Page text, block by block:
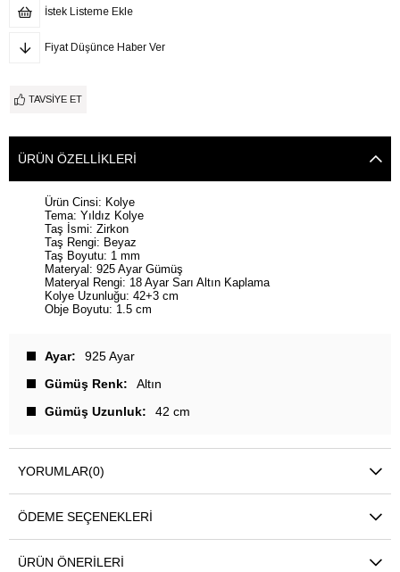
İstek Listeme Ekle
Fiyat Düşünce Haber Ver
TAVSIYE ET
ÜRÜN ÖZELLIKLERI
Ürün Cinsi: Kolye
Tema: Yıldız Kolye
Taş İsmi: Zirkon
Taş Rengi: Beyaz
Taş Boyutu: 1 mm
Materyal: 925 Ayar Gümüş
Materyal Rengi: 18 Ayar Sarı Altın Kaplama
Kolye Uzunluğu: 42+3 cm
Obje Boyutu: 1.5 cm
Ayar
925 Ayar
Gümüş Renk
Altın
Gümüş Uzunluk
42 cm
YORUMLAR(0)
ÖDEME SEÇENEKLERI
ÜRÜN ÖNERILERI